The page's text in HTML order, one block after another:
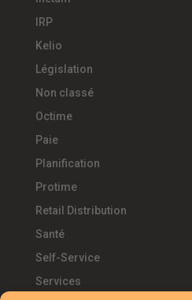
IRP
Kelio
Législation
Non classé
Octime
Paie
Planification
Protime
Retail Distribution
Santé
Self-Service
Services